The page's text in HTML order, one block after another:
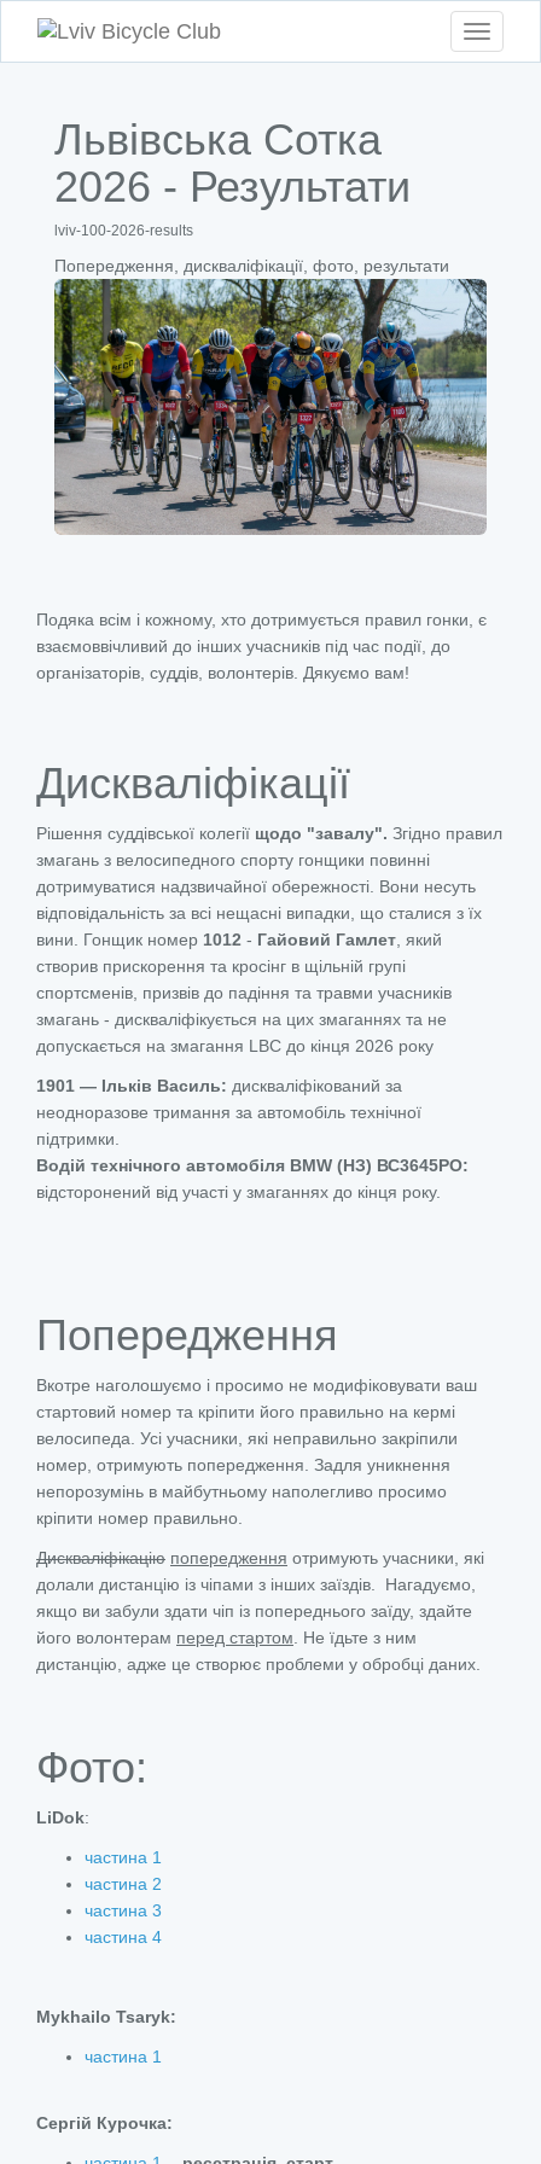
Toggle
Львівська Сотка
2026 - Результати
lviv-100-2026-results
Попередження, дискваліфікації, фото, результати
Подяка всім і кожному, хто дотримується правил гонки, є
взаємоввічливий до інших учасників під час події, до
організаторів, суддів, волонтерів. Дякуємо вам!
Дискваліфікації
Рішення суддівської колегії щодо "завалу". Згідно правил
змагань з велосипедного спорту гонщики повинні
дотримуватися надзвичайної обережності. Вони несуть
відповідальність за всі нещасні випадки, що сталися з їх
вини. Гонщик номер 1012 - Гайовий Гамлет, який
створив прискорення та кросінг в щільній групі
спортсменів, призвів до падіння та травми учасників
змагань - дискваліфікується на цих змаганнях та не
допускається на змагання LBC до кінця 2026 року
1901 — Ільків Василь: дискваліфікований за
неодноразове тримання за автомобіль технічної
підтримки.
Водій технічного автомобіля BMW (НЗ) ВС3645РО:
відсторонений від участі у змаганнях до кінця року.
Попередження
Вкотре наголошуємо і просимо не модифіковувати ваш
стартовий номер та кріпити його правильно на кермі
велосипеда. Усі учасники, які неправильно закріпили
номер, отримують попередження. Задля уникнення
непорозумінь в майбутньому наполегливо просимо
кріпити номер правильно.
Дискваліфікацію попередження отримують учасники, які
долали дистанцію із чіпами з інших заїздів. Нагадуємо,
якщо ви забули здати чіп із попереднього заїду, здайте
його волонтерам перед стартом. Не їдьте з ним
дистанцію, адже це створює проблеми у обробці даних.
Фото:
LiDok:
частина 1
частина 2
частина 3
частина 4
Mykhailo Tsaryk:
частина 1
Сергій Курочка: